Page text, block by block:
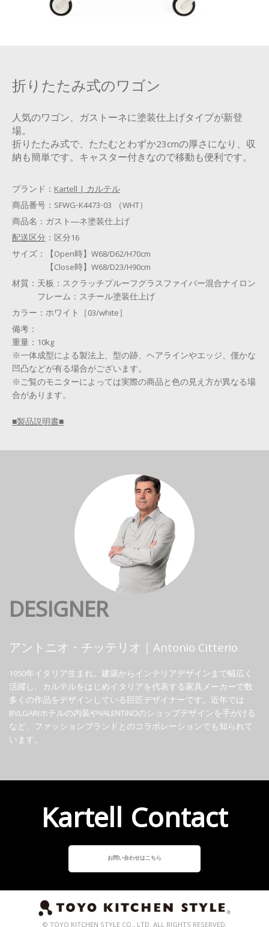
折りたたみ式のワゴン
人気のワゴン、ガストーネに塗装仕上げタイプが新登
場。
折りたたみ式で、たたむとわずか23cmの厚さになり、収
納も簡単です。キャスター付きなので移動も便利です。
ブランド： Kartell | カルテル
商品番号： SFWG-K4473-03 （WHT）
商品名： ガスト―ネ塗装仕上げ
配送区分 ： 区分16
サイズ：
【Open時】W68/D62/H70cm
【Close時】W68/D23/H90cm
材質： 天板：スクラッチプルーフグラスファイバー混合ナイロン
フレーム：スチール塗装仕上げ
カラー： ホワイト［03/white］
備考：
重量：10kg
※一体成型による製法上、型の跡、ヘアラインやエッジ、僅かな
凹凸などが有る場合がございます。
※ご覧のモニターによっては実際の商品と色の見え方が異なる場
合があります。
■製品説明書■
DESIGNER
アントニオ・チッテリオ｜Antonio Citterio
1950年イタリア生まれ。建築からインテリアデザインまで幅広く
活躍し、カルテルをはじめイタリアを代表する家具メーカーで数
多くの作品をデザインしている巨匠デザイナーです。近年では
BVLGARIホテルの内装やVALENTINOのショップデザインを手がける
など、ファッションブランドとのコラボレーションでも知られて
います。
Kartell Contact
お問い合わせはこちら